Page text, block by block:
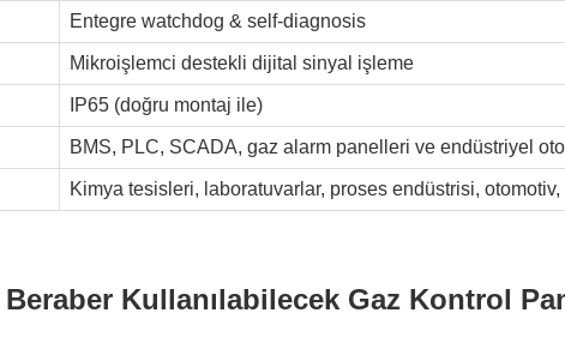
Entegre watchdog & self-diagnosis
Mikroişlemci destekli dijital sinyal işleme
IP65 (doğru montaj ile)
BMS, PLC, SCADA, gaz alarm panelleri ve endüstriyel
Kimya tesisleri, laboratuvarlar, proses endüstrisi,
Kullanılabilecek Gaz Kontrol